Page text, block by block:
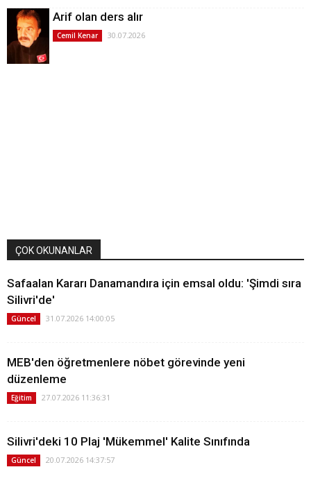
Arif olan ders alır
Cemil Kenar 30.07.2026
ÇOK OKUNANLAR
Safaalan Kararı Danamandıra için emsal oldu: 'Şimdi sıra
Silivri'de'
Güncel 31.07.2026 14:00:05
MEB'den öğretmenlere nöbet görevinde yeni
düzenleme
Eğitim 27.07.2026 11:36:31
Silivri'deki 10 Plaj 'Mükemmel' Kalite Sınıfında
Güncel 20.07.2026 14:37:57